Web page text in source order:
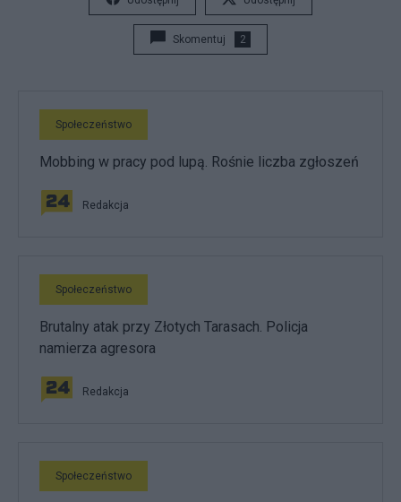
Skomentuj 2
Społeczeństwo
Mobbing w pracy pod lupą. Rośnie liczba zgłoszeń
Redakcja
Społeczeństwo
Brutalny atak przy Złotych Tarasach. Policja
namierza agresora
Redakcja
Społeczeństwo